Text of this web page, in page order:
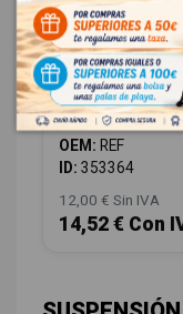
MANETA
TOYOTA
OEM: REF
ID: 353364
12,00 € Sin IVA
14,52 € Con